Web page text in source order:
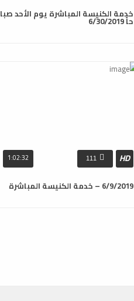
خدمة الكنيسة المباشرة يوم الأحد صبا
حاً 6/30/2019
HD
111
1:02:32
6/9/2019 – خدمة الكنيسة المباشرة